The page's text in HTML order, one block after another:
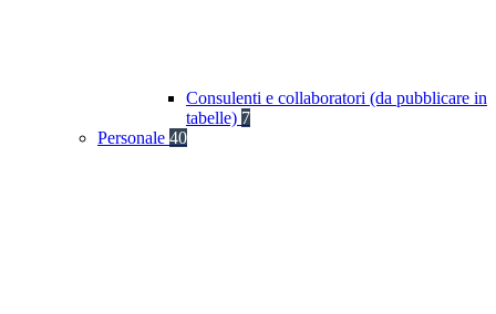
Consulenti e collaboratori (da pubblicare in
tabelle) 7
Personale 40